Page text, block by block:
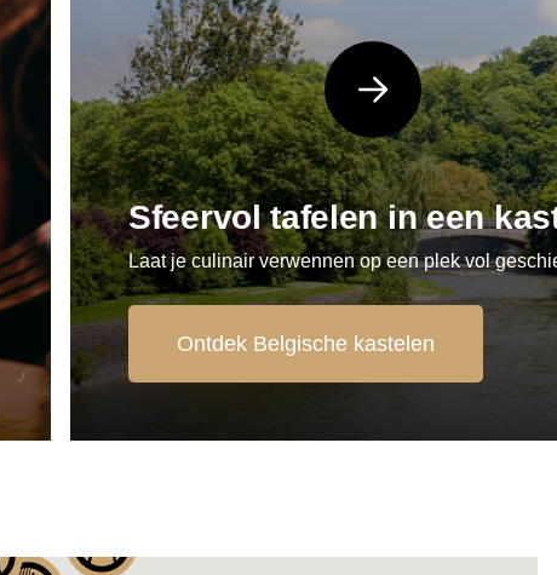
Sfeervol tafelen in een
Laat je culinair verwennen op een plek vol
Ontdek Belgische kastelen
87
42
52
22
5